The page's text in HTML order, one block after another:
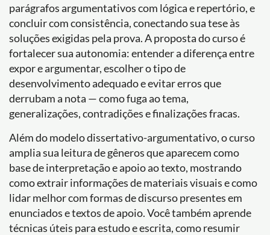
parágrafos argumentativos com lógica e repertório, e
concluir com consistência, conectando sua tese às
soluções exigidas pela prova. A proposta do curso é
fortalecer sua autonomia: entender a diferença entre
expor e argumentar, escolher o tipo de
desenvolvimento adequado e evitar erros que
derrubam a nota — como fuga ao tema,
generalizações, contradições e finalizações fracas.
Além do modelo dissertativo-argumentativo, o curso
amplia sua leitura de gêneros que aparecem como
base de interpretação e apoio ao texto, mostrando
como extrair informações de materiais visuais e como
lidar melhor com formas de discurso presentes em
enunciados e textos de apoio. Você também aprende
técnicas úteis para estudo e escrita, como resumir